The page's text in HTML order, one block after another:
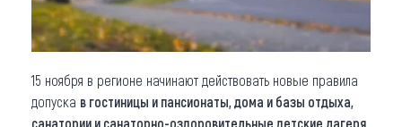
15 ноября в регионе начинают действовать новые правила
допуска в гостиницы и пансионаты , дома и базы отдыха,
санатории и санаторно-оздоровительные детские лагеря